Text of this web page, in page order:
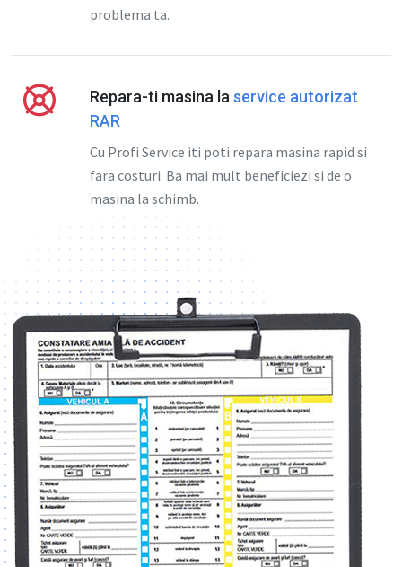
problema ta.
Repara-ti masina la service autorizat
RAR
Cu Profi Service iti poti repara masina rapid si
fara costuri. Ba mai mult beneficiezi si de o
masina la schimb.